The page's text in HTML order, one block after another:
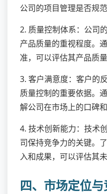
公司的项目管理是否规范
2. 质量控制体系：公司
产品质量的重视程度。
准，可以评估其产品质量
3. 客户满意度：客户的
质量控制的重要依据。
解公司在市场上的口碑和
4. 技术创新能力：技术
司保持竞争力的关键。
入和成果，可以评估其
四、市场定位